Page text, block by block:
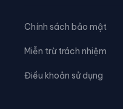
Chính sách bảo mật
Miễn trừ trách nhiệm
Điều khoản sử dụng